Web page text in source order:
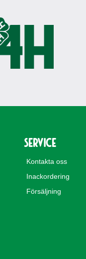
Service
Kontakta oss
Inackordering
Försäljning